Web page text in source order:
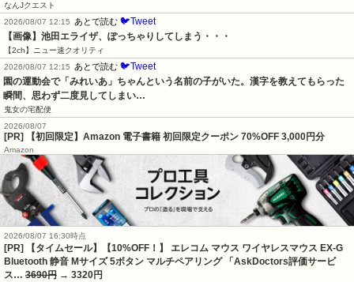
なんJクエスト
2026/08/07 12:15 あとで読む 🐦Tweet
【画像】池田エライザ、ぽっちゃりしてしまう・・・
【2ch】ニュー速クオリティ
2026/08/07 12:15 あとで読む 🐦Tweet
園の運動会で「みれいあ」ちゃんという名前の子がいた。漢字を教えてもらった
瞬間、思わず二度見してしまい…
鬼女の宅配便
2026/08/07
[PR] 【初回限定】Amazon 電子書籍 初回限定クーポン 70%OFF 3,000円分
Amazon
2026/08/07 16:30時点
[PR] 【タイムセール】【10%OFF！】 エレコム マウス ワイヤレスマウス EX-G
Bluetooth 静音 Mサイズ 5ボタン マルチペアリング 「AskDoctors評価サービ
ス… 3690円 → 3320円